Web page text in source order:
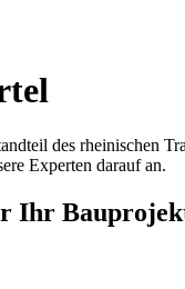
des rheinischen
Experten darauf an.
Ihr